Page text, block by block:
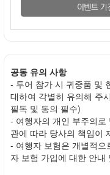
공동 유의 사항
- 투어 참가 시 귀중품 및
대하여 각별히 유의해 주
필독 및 동의 필수)
- 여행자의 개인 부주의
관에 따라 당사의 책임이
- 여행자 보험은 개별적으
자 보험 가입에 대한 안